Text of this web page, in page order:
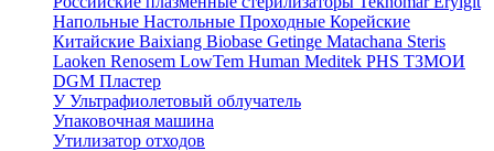
Напольные Настольные Проходные Корейские
Китайские Baixiang Biobase Getinge Matachana Steris
Laoken Renosem LowTem Human Meditek PHS ТЗМОИ
DGM Пластер
УУльтрафиолетовый облучатель
Упаковочная машина
Утилизатор отходов